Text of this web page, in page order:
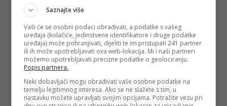
#Saddam Hussein #Crvena zora
#irak
#diktator
#smrtna kazna
Saznajte više
Vaši će se osobni podaci obrađivati, a podatke s vašeg
uređaja (kolačiće, jedinstvene identifikatore i druge podatke
uređaja) može pohranjivati, dijeliti te im pristupati 241 partner
ili ih može upotrebljavati ova web-lokacija. Mi i naši partneri
možemo upotrebljavati precizne podatke o geolociranju.
Popis partnera.
Neki dobavljači mogu obrađivati vaše osobne podatke na
temelju legitimnog interesa. Ako se ne slažete s tim, u
nastavku možete upravljati svojim opcijama. Potražite vezu pri